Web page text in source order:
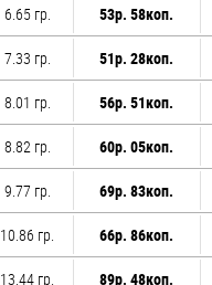
6.65 гр. 53р. 58коп.
7.33 гр. 51р. 28коп.
8.01 гр. 56р. 51коп.
8.82 гр. 60р. 05коп.
9.77 гр. 69р. 83коп.
10.86 гр. 66р. 86коп.
13.44 гр. 89р. 48коп.